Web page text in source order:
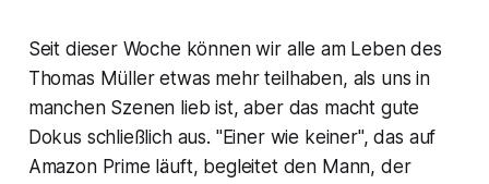
Seit dieser Woche können wir alle am Leben des
Thomas Müller etwas mehr teilhaben, als uns in
manchen Szenen lieb ist, aber das macht gute
Dokus schließlich aus. "Einer wie keiner", das auf
Amazon Prime läuft, begleitet den Mann, der